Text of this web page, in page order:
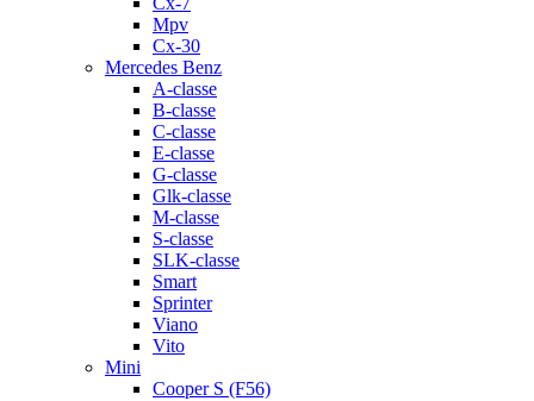
Mpv
Cx-30
Mercedes Benz
A-classe
B-classe
C-classe
E-classe
G-classe
Glk-classe
M-classe
S-classe
SLK-classe
Smart
Sprinter
Viano
Vito
Mini
Cooper S (F56)